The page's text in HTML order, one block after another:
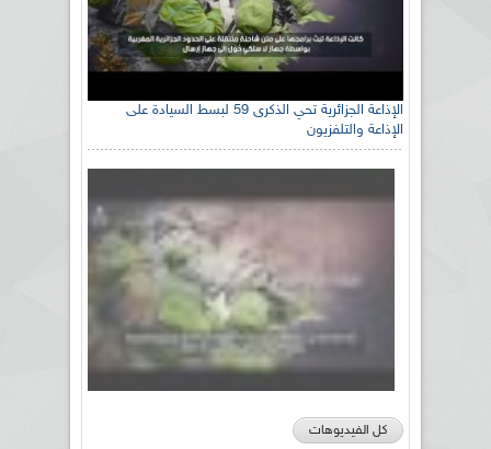
الإذاعة الجزائرية تحي الذكرى 59 لبسط السيادة على
الإذاعة والتلفزيون
كل الفيديوهات